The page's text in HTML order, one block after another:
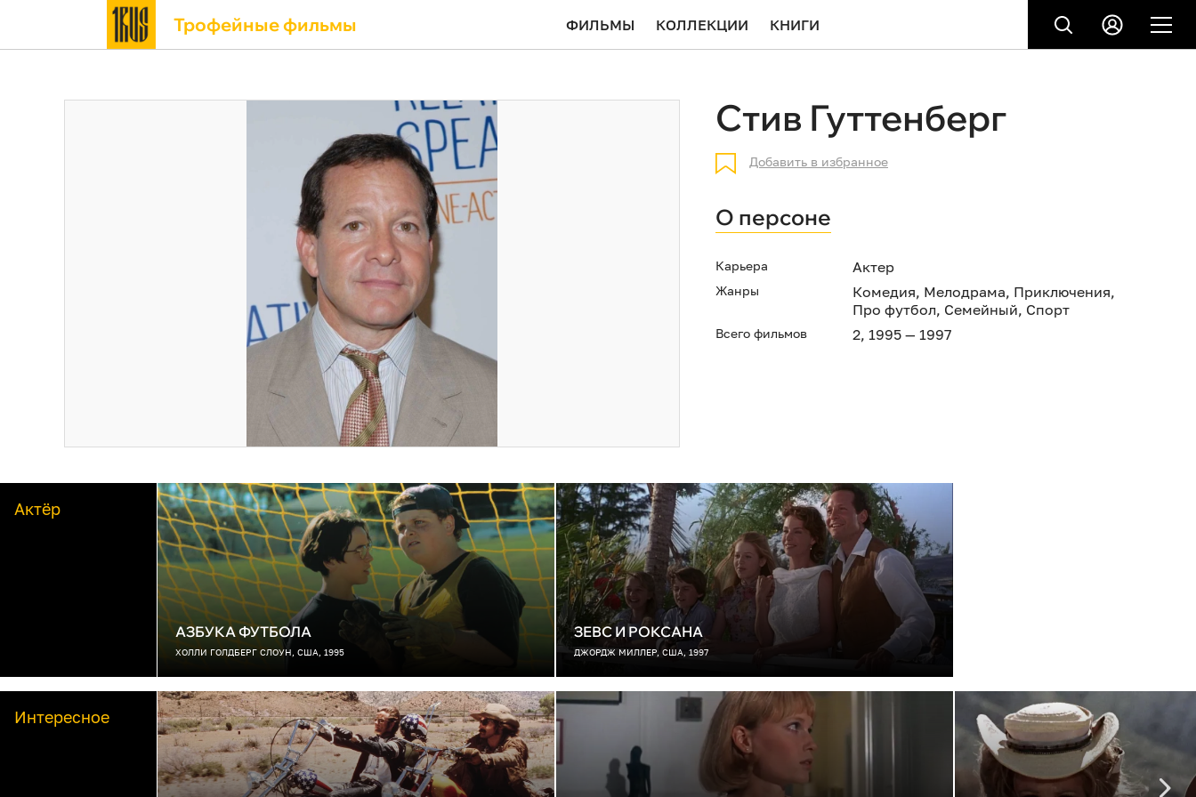
Трофейные фильмы ФИЛЬМЫ КОЛЛЕКЦИИ КНИГИ
Стив Гуттенберг
Добавить в избранное
О персоне
Карьера Актер
Жанры Комедия, Мелодрама, Приключения,
Про футбол, Семейный, Спорт
Всего фильмов 2, 1995 — 1997
Актёр
АЗБУКА ФУТБОЛА
ХОЛЛИ ГОЛДБЕРГ СЛОУН, США, 1995
ЗЕВС И РОКСАНА
ДЖОРДЖ МИЛЛЕР, США, 1997
Интересное